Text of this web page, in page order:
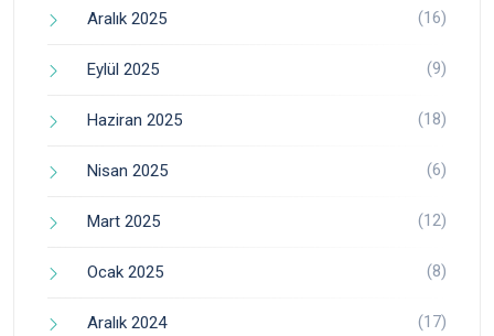
Aralık 2025 (16)
Eylül 2025 (9)
Haziran 2025 (18)
Nisan 2025 (6)
Mart 2025 (12)
Ocak 2025 (8)
Aralık 2024 (17)